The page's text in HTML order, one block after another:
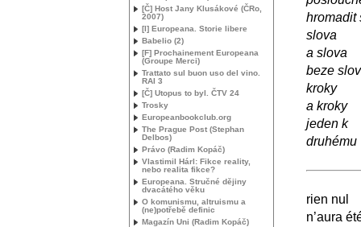
hromadit
slova
a slova
beze
kroky
a kroky
jeden k
druhému
rien nul
n’aura
[Č] Host Jany Klusákové (ČRo,
2007)
[I] Europeana. Storie libere
Babelio (2)
[F] Prochainement Europeana
(Groupe Merci)
Trattato sul buon uso del vino.
RAI 3
[Č] Utopus to byl. ČTV 24
Trosky
Europeanbookclub.org
The Prague Post (Stephan
Delbos)
Právo (Radim Kopáč)
Vlastimil Hárl: Fikce reality,
nebo realita fikce?
Europeana. Stručné dějiny
dvacátého věku
O komunismu, altruismu a
(ne)potřebě definic
Magazín Uni (Radim Kopáč)